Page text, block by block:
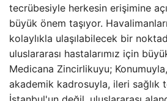
tecrübesiyle herkesin erişimine
büyük önem taşıyor.
kolaylıkla ulaşılabilecek bir
uluslararası hastalarımız için
Medicana Zincirlikuyu;
akademik kadrosuyla, ileri sağlık